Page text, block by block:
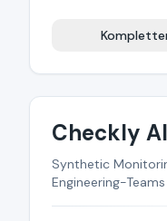
Checkly
Synthetic
Engineering-Teams